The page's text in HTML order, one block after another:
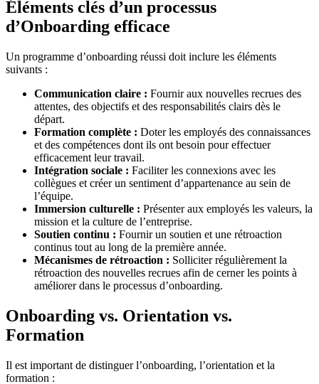
Éléments clés d’un processus
d’Onboarding efficace
Un programme d’onboarding réussi doit inclure les éléments
suivants :
Communication claire : Fournir aux nouvelles recrues des
attentes, des objectifs et des responsabilités clairs dès le
départ.
Formation complète : Doter les employés des connaissances
et des compétences dont ils ont besoin pour effectuer
efficacement leur travail.
Intégration sociale : Faciliter les connexions avec les
collègues et créer un sentiment d’appartenance au sein de
l’équipe.
Immersion culturelle : Présenter aux employés les valeurs, la
mission et la culture de l’entreprise.
Soutien continu : Fournir un soutien et une rétroaction
continus tout au long de la première année.
Mécanismes de rétroaction : Solliciter régulièrement la
rétroaction des nouvelles recrues afin de cerner les points à
améliorer dans le processus d’onboarding.
Onboarding vs. Orientation vs.
Formation
Il est important de distinguer l’onboarding, l’orientation et la
formation :